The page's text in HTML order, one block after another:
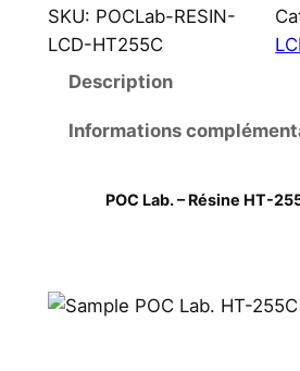
a
n
C
SKU: POCLab-RESIN-
LCD-HT255C
Description
Informations
POC Lab. – Résine HT-